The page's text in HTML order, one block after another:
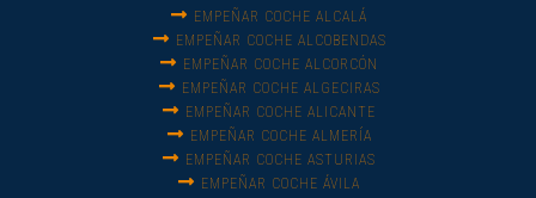
EMPEÑAR COCHE ALCALÁ
EMPEÑAR COCHE ALCOBENDAS
EMPEÑAR COCHE ALCORCÓN
EMPEÑAR COCHE ALGECIRAS
EMPEÑAR COCHE ALICANTE
EMPEÑAR COCHE ALMERÍA
EMPEÑAR COCHE ASTURIAS
EMPEÑAR COCHE ÁVILA